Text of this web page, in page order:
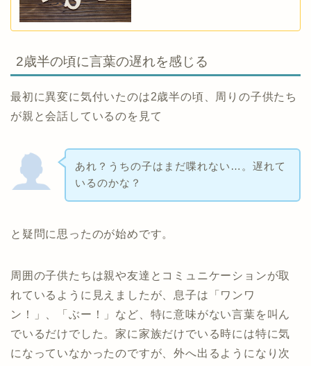
2歳半の頃に言葉の遅れを感じる
最初に異変に気付いたのは2歳半の頃、周りの子供たち
が親と会話しているのを見て
あれ？うちの子はまだ喋れない…。遅れて
いるのかな？
と疑問に思ったのが始めです。
周囲の子供たちは親や友達とコミュニケーションが取
れているように見えましたが、息子は「ワンワ
ン！」、「ぶー！」など、特に意味がない言葉を叫ん
でいるだけでした。家に家族だけでいる時には特に気
になっていなかったのですが、外へ出るようになり次